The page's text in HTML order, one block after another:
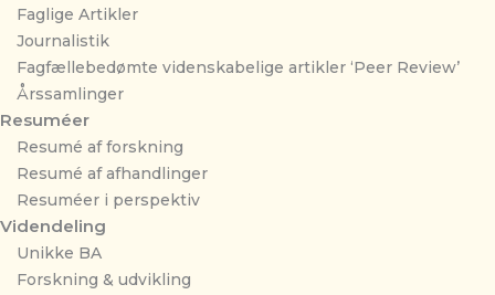
Faglige Artikler
Journalistik
Fagfællebedømte videnskabelige artikler ‘Peer Review’
Årssamlinger
Resuméer
Resumé af forskning
Resumé af afhandlinger
Resuméer i perspektiv
Videndeling
Unikke BA
Forskning & udvikling